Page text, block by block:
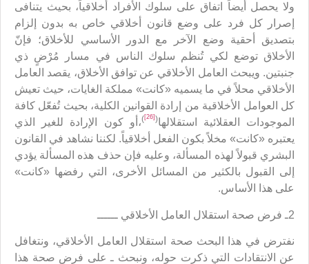
ولا يحصل أيضاً اتفاق على سلوك الأفراد أخلاقياً، بحيث يتنافى
إصرار كل فرد على وضع قانون أخلاقي خاص به بدون إلزام
بتصديق أحقية وضع الآخر مع الدور الأساسي للأخلاق؛ فإنّ
الأخلاق توضع لكي تُنظم سلوك الناس في مسار مُرْضٍ ذي
جنبتين. ويبحث العامل الأخلاقي عن توافق الأخلاق، يقصد العامل
الأخلاقي محلاً في ما يسميه «كانت» مملكة الغايات، حيث تعيش
كل العوامل الأخلاقية من إرادة القوانين الكلية، بحيث تُفعّل كافة
الموجودات العقلائية استقلالها(
[26]
)،أو كون الإرادة للغير الذي
يعتبره «كانت» مخلاً بكون الفعل أخلاقياً. لكننا نشاهد في القانون
البشري قبولاً لهذه المسألة، وعليه فإن حذف هذه المسألة يؤدي
إلى القبول بالكثير من المسائل الأخرى، التي رفضها «كانت»
على هذا الأساس.
2ـ فرض صحة استقلال العامل الأخلاقي ــــــ
نفترض في هذا البحث صحة استقلال العامل الأخلاقي، ونتغافل
عن الانتقادات التي ذكرت حوله، ونبحث ـ على فرض صحة هذا